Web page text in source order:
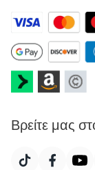
Βρείτε μας